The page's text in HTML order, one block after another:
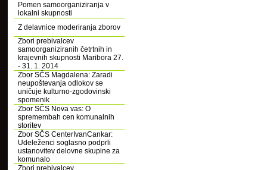
Pomen samoorganiziranja v
lokalni skupnosti
Z delavnice moderiranja zborov
Zbori prebivalcev
samoorganiziranih četrtnih in
krajevnih skupnosti Maribora 27.
- 31. 1. 2014
Zbor SČS Magdalena: Zaradi
neupoštevanja odlokov se
uničuje kulturno-zgodovinski
spomenik
Zbor SČS Nova vas: O
spremembah cen komunalnih
storitev
Zbor SČS CenterIvanCankar:
Udeleženci soglasno podprli
ustanovitev delovne skupine za
komunalo
Zbori prebivalcev